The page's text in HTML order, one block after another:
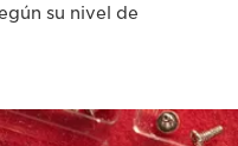
su nivel de